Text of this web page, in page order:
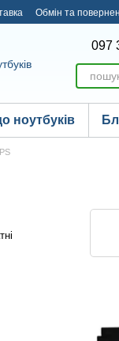
Обмін та
097
ноутбуків